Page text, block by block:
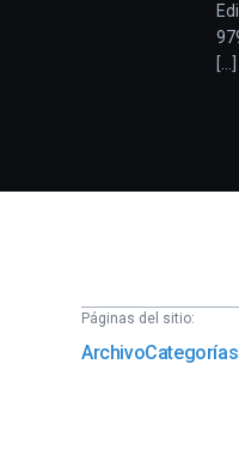
[...]
Páginas del sitio:
ArchivoCategorías